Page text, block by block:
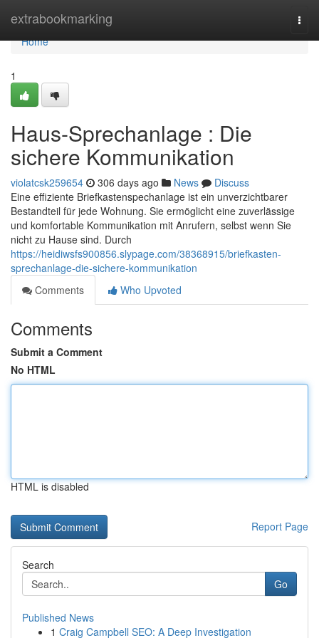
extrabookmarking
Home
Home
1
Haus-Sprechanlage : Die
sichere Kommunikation
violatcsk259654 306 days ago News
Discuss
Eine effiziente Briefkastenspechanlage ist ein unverzichtbarer
Bestandteil für jede Wohnung. Sie ermöglicht eine zuverlässige
und komfortable Kommunikation mit Anrufern, selbst wenn Sie
nicht zu Hause sind. Durch
https://heidiwsfs900856.slypage.com/38368915/briefkasten-
sprechanlage-die-sichere-kommunikation
Comments
Who Upvoted
Comments
Submit a Comment
No HTML
HTML is disabled
Report Page
Search
Go
Published News
1 Craig Campbell SEO: A Deep Investigation